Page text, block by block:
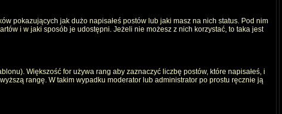
pokazujących jak dużo napisałeś postów lub jaki masz na nich status. Pod nim
i w jaki sposób je udostępni. Jeżeli nie możesz z nich korzystać, to taka jest
Większość for używa rang aby zaznaczyć liczbę postów, które napisałeś, i
rangę. W takim wypadku moderator lub administrator po prostu ręcznie ją